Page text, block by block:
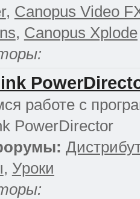
, Canopus Video
, Canopus Xplode
работе с
PowerDirector
, Уроки